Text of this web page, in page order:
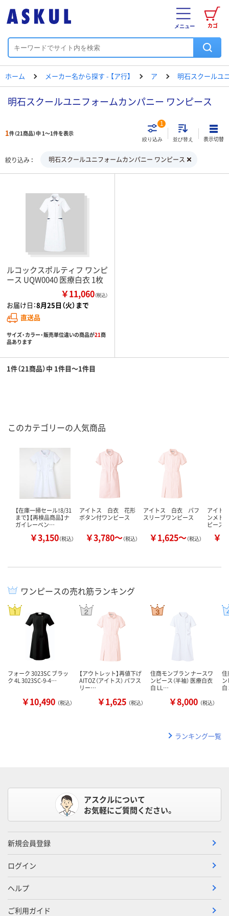
カゴ
メニュー
ホーム メーカー名から探す - 【ア行】 ア 明石スクールユ
明石スクールユニフォームカンパニー ワンピース
1件（21商品）中 1～1件を表示
絞り込み
1
並び替え 表示切替
絞り込み 明石スクールユニフォームカンパニー ワンピース
ルコックスポルティフ ワンピ
ース UQW0040 医療白衣 1枚
￥11,060（税込）
お届け日：8月25日（火）まで
直送品
サイズ・カラー・販売単位違いの商品が21商
品あります
1件（21商品）中 1件目～1件目
このカテゴリーの人気商品
【在庫一掃セール！8/31
まで】【再検品商品】ナ
ガイレーベン…
￥3,150（税込）
アイトス 白衣 花形
ボタン付ワンピース
￥3,780～（税込）
アイトス 白衣 パフ
スリーブワンピース
￥1,625～（税込）
アイト
ンメト
ピース
￥
ワンピースの売れ筋ランキング
フォーク 3023SC ブラッ
ク 4L 3023SC-9-4…
￥10,490 （税込）
【アウトレット】再値下げ
AITOZ（アイトス） パフス
リー…
￥1,625 （税込）
住商モンブラン ナースワ
ンピース（半袖） 医療白衣
白 LL…
￥8,000 （税込）
住
ランキング一覧
アスクルについて
お気軽にご質問ください。
新規会員登録
ログイン
ヘルプ
ご利用ガイド